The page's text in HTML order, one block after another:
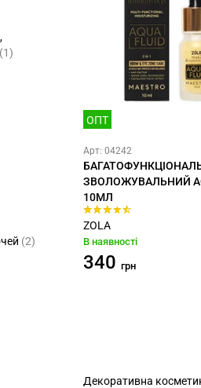
ОПТ
Арт: 04242
ЗВОЛОЖУВАЛЬНИЙ
10МЛ
ZOLA
В наявності
340 грн
Декоративна
(1)
(2)